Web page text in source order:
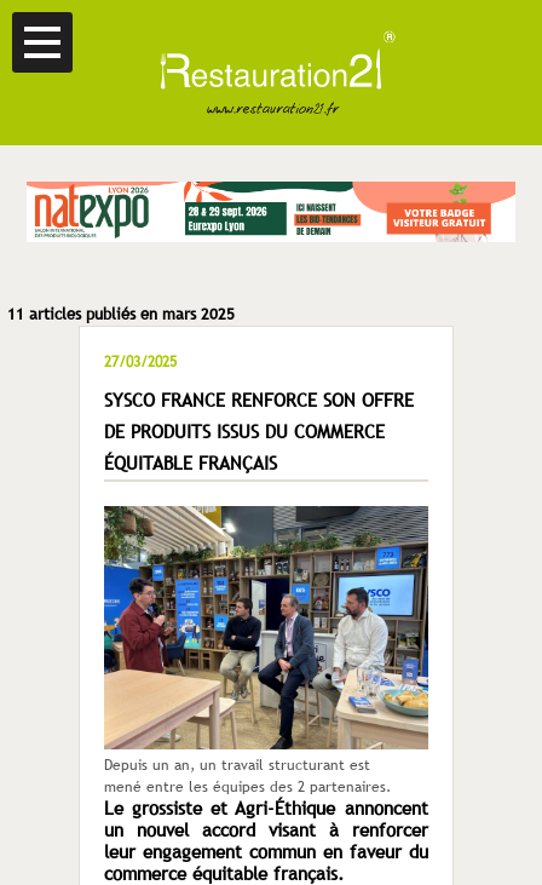
11 articles publiés en mars 2025
27/03/2025
SYSCO FRANCE RENFORCE SON OFFRE
DE PRODUITS ISSUS DU COMMERCE
ÉQUITABLE FRANÇAIS
Depuis un an, un travail structurant est
mené entre les équipes des 2 partenaires.
Le grossiste et Agri-Éthique annoncent
un nouvel accord visant à renforcer
leur engagement commun en faveur du
commerce équitable français.